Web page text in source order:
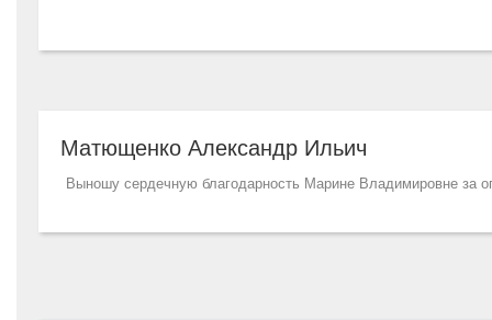
Матющенко Александр Ильич
Выношу сердечную благодарность Марине Владимировне